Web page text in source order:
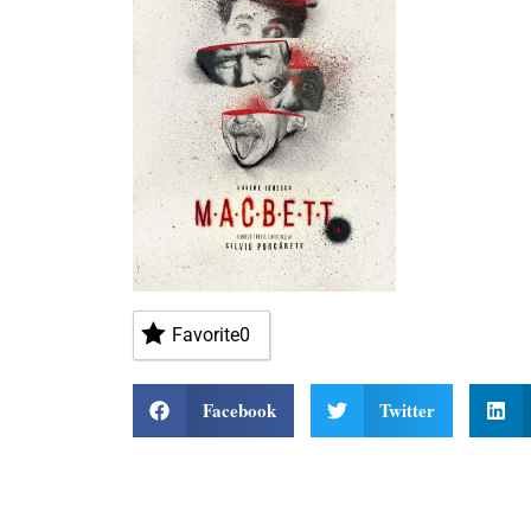
Favorite0
Facebook Twitter